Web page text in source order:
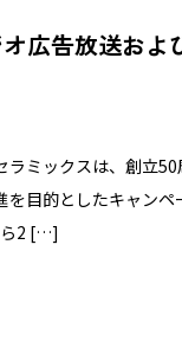
広告放送お
ラミックスは、創立
を目的としたキャンペ
ら2 […]